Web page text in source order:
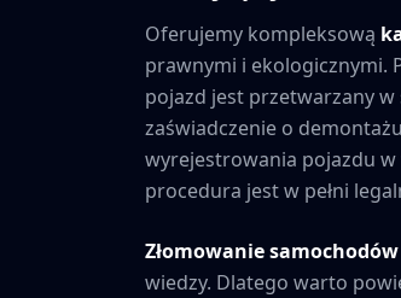
Oferujemy kompleksową
prawnymi i ekologicznymi.
pojazd jest przetwarzany
zaświadczenie o
wyrejestrowania pojazdu w
procedura jest w pełni
Złomowanie samochodów
wiedzy. Dlatego warto